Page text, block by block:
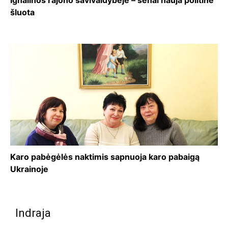
šluota
Karo pabėgėlės naktimis sapnuoja karo pabaigą
Ukrainoje
Indraja